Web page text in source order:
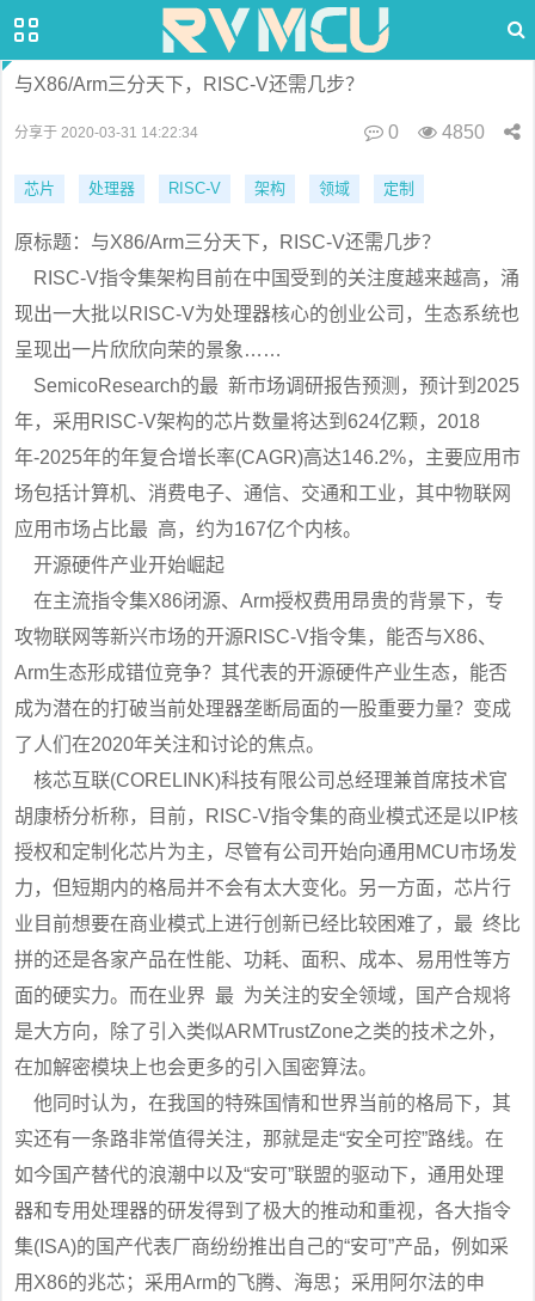
与X86/Arm三分天下，RISC-V还需几步？
分享于 2020-03-31 14:22:34 0 4850
芯片 处理器 RISC-V 架构 领域 定制
原标题：与X86/Arm三分天下，RISC-V还需几步？
RISC-V指令集架构目前在中国受到的关注度越来越高，涌
现出一大批以RISC-V为处理器核心的创业公司，生态系统也
呈现出一片欣欣向荣的景象……
SemicoResearch的最 新市场调研报告预测，预计到2025
年，采用RISC-V架构的芯片数量将达到624亿颗，2018
年-2025年的年复合增长率(CAGR)高达146.2%，主要应用市
场包括计算机、消费电子、通信、交通和工业，其中物联网
应用市场占比最 高，约为167亿个内核。
开源硬件产业开始崛起
在主流指令集X86闭源、Arm授权费用昂贵的背景下，专
攻物联网等新兴市场的开源RISC-V指令集，能否与X86、
Arm生态形成错位竞争？其代表的开源硬件产业生态，能否
成为潜在的打破当前处理器垄断局面的一股重要力量？变成
了人们在2020年关注和讨论的焦点。
核芯互联(CORELINK)科技有限公司总经理兼首席技术官
胡康桥分析称，目前，RISC-V指令集的商业模式还是以IP核
授权和定制化芯片为主，尽管有公司开始向通用MCU市场发
力，但短期内的格局并不会有太大变化。另一方面，芯片行
业目前想要在商业模式上进行创新已经比较困难了，最 终比
拼的还是各家产品在性能、功耗、面积、成本、易用性等方
面的硬实力。而在业界 最 为关注的安全领域，国产合规将
是大方向，除了引入类似ARMTrustZone之类的技术之外，
在加解密模块上也会更多的引入国密算法。
他同时认为，在我国的特殊国情和世界当前的格局下，其
实还有一条路非常值得关注，那就是走“安全可控”路线。在
如今国产替代的浪潮中以及“安可”联盟的驱动下，通用处理
器和专用处理器的研发得到了极大的推动和重视，各大指令
集(ISA)的国产代表厂商纷纷推出自己的“安可”产品，例如采
用X86的兆芯；采用Arm的飞腾、海思；采用阿尔法的申